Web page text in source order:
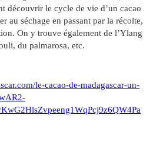
découvrir le cycle de vie d’un cacao
au séchage en passant par la récolte,
On y trouve également de l’Ylang
du palmarosa, etc.
le-cacao-de-madagascar-un-